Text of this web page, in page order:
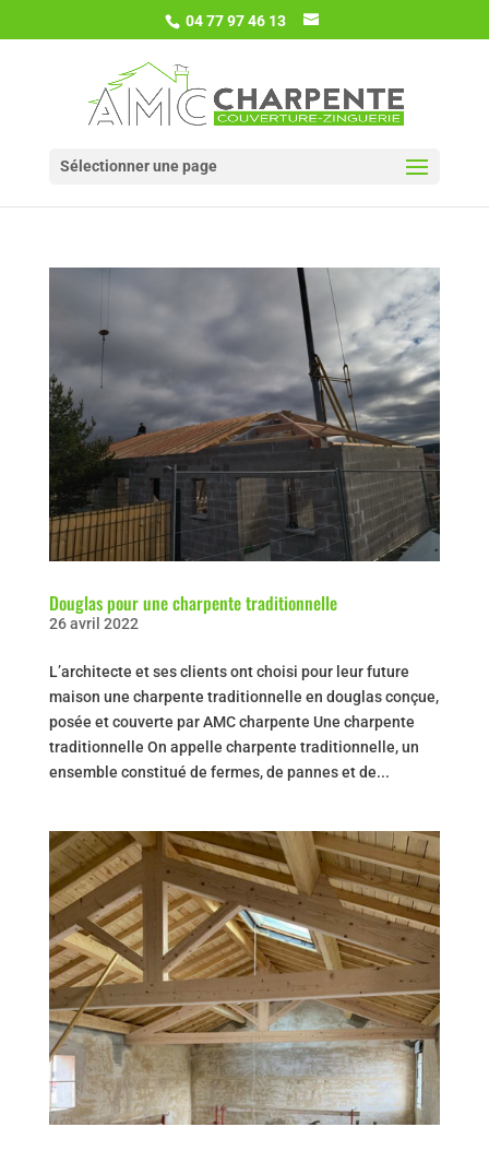
04 77 97 46 13
Sélectionner une page
Douglas pour une charpente traditionnelle
26 avril 2022
L’architecte et ses clients ont choisi pour leur future
maison une charpente traditionnelle en douglas conçue,
posée et couverte par AMC charpente Une charpente
traditionnelle On appelle charpente traditionnelle, un
ensemble constitué de fermes, de pannes et de...